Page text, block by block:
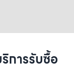
การรับซื้อ